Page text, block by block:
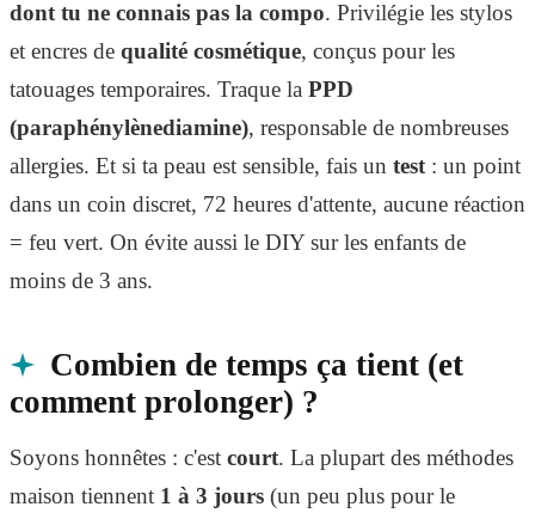
dont tu ne connais pas la compo. Privilégie les stylos
et encres de qualité cosmétique, conçus pour les
tatouages temporaires. Traque la PPD
(paraphénylènediamine), responsable de nombreuses
allergies. Et si ta peau est sensible, fais un test: un point
dans un coin discret, 72 heures d'attente, aucune réaction
= feu vert. On évite aussi le DIY sur les enfants de
moins de 3 ans.
Combien de temps ça tient (et
comment prolonger) ?
Soyons honnêtes : c'est court. La plupart des méthodes
maison tiennent 1 à 3 jours (un peu plus pour le